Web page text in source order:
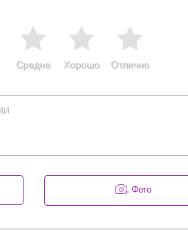
Отлично
Хорошо
Средне
Фото